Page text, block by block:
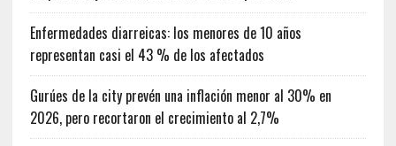
Enfermedades diarreicas: los menores de 10 años
representan casi el 43 % de los afectados
Gurúes de la city prevén una inflación menor al 30% en
2026, pero recortaron el crecimiento al 2,7%